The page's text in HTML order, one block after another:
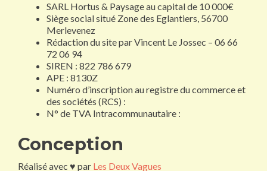
SARL Hortus & Paysage au capital de 10 000€
Siège social situé Zone des Eglantiers, 56700
Merlevenez
Rédaction du site par Vincent Le Jossec – 06 66
72 06 94
SIREN : 822 786 679
APE : 8130Z
Numéro d’inscription au registre du commerce et
des sociétés (RCS) :
N° de TVA Intracommunautaire :
Conception
Réalisé avec ♥ par Les Deux Vagues